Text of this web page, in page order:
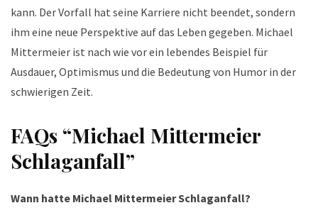
kann. Der Vorfall hat seine Karriere nicht beendet, sondern
ihm eine neue Perspektive auf das Leben gegeben. Michael
Mittermeier ist nach wie vor ein lebendes Beispiel für
Ausdauer, Optimismus und die Bedeutung von Humor in der
schwierigen Zeit.
FAQs “Michael Mittermeier
Schlaganfall”
Wann hatte Michael Mittermeier Schlaganfall?